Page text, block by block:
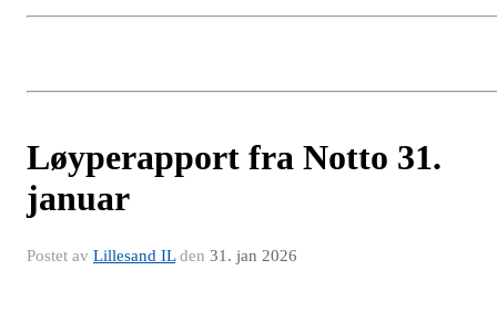
Løyperapport fra Notto 31.
januar
Postet av Lillesand ILden 31. jan 2026